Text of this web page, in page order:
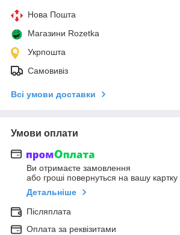
Нова Пошта
Магазини Rozetka
Укрпошта
Самовивіз
Всі умови доставки
Умови оплати
Ви отримаєте замовлення
або гроші повернуться на вашу картку
Детальніше
Післяплата
Оплата за реквізитами